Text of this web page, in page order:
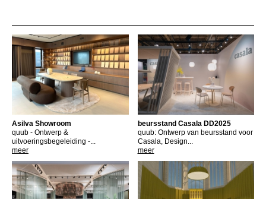
Asilva Showroom
quub - Ontwerp &
uitvoeringsbegeleiding -...
meer
beursstand Casala DD2025
quub: Ontwerp van beursstand voor
Casala, Design...
meer